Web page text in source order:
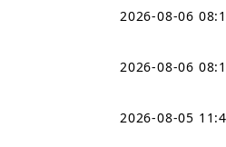
2026-08-06
2026-08-06
2026-08-05